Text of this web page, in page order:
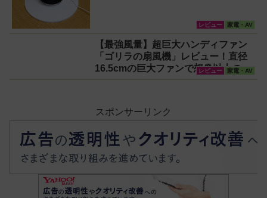
レビュー 家電・AV
【最強風量】超巨大ハンディファン
「ゴリラの扇風機」レビュー！直径
16.5cmの巨大ファンで想像以上の涼
しさを体感
レビュー 家電・AV
スポンサーリンク